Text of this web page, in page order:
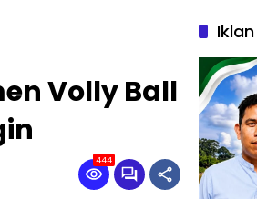
Volly Ball
444
Iklan